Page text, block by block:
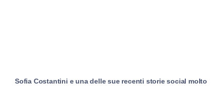
Sofia Costantini e una delle sue recenti storie social molto